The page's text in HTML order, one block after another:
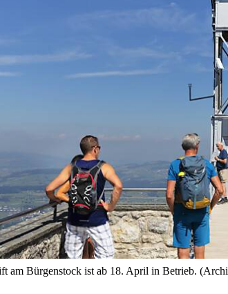
am Bürgenstock ist ab 18. April in Betrieb.